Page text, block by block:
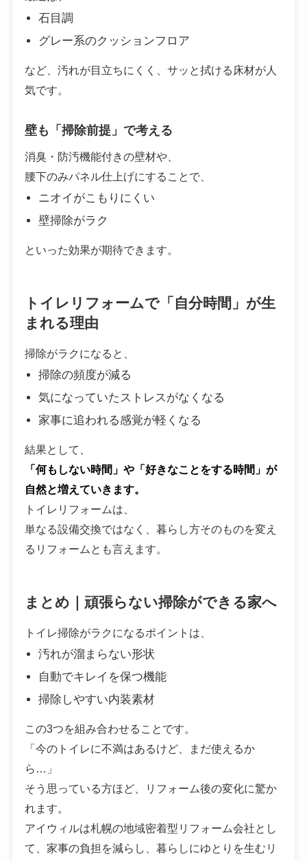
石目調
グレー系のクッションフロア
など、汚れが目立ちにくく、サッと拭ける床材が人
気です。
壁も「掃除前提」で考える
消臭・防汚機能付きの壁材や、
腰下のみパネル仕上げにすることで、
ニオイがこもりにくい
壁掃除がラク
といった効果が期待できます。
トイレリフォームで「自分時間」が生
まれる理由
掃除がラクになると、
掃除の頻度が減る
気になっていたストレスがなくなる
家事に追われる感覚が軽くなる
結果として、
「何もしない時間」や「好きなことをする時間」が
自然と増えていきます。
トイレリフォームは、
単なる設備交換ではなく、暮らし方そのものを変え
るリフォームとも言えます。
まとめ｜頑張らない掃除ができる家へ
トイレ掃除がラクになるポイントは、
汚れが溜まらない形状
自動でキレイを保つ機能
掃除しやすい内装素材
この3つを組み合わせることです。
「今のトイレに不満はあるけど、まだ使えるか
ら…」
そう思っている方ほど、リフォーム後の変化に驚か
れます。
アイウィルは札幌の地域密着型リフォーム会社とし
て、家事の負担を減らし、暮らしにゆとりを生むリ